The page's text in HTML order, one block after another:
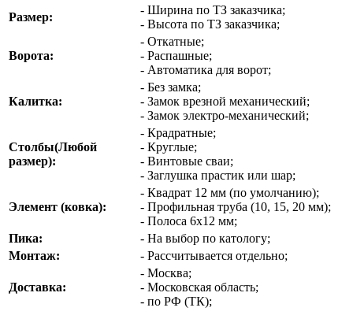
Размер:
- Ширина по ТЗ заказчика;
- Высота по ТЗ заказчика;
Ворота:
- Откатные;
- Распашные;
- Автоматика для ворот;
Калитка:
- Без замка;
- Замок врезной механический;
- Замок электро-механический;
Столбы(Любой
размер):
- Крадратные;
- Круглые;
- Винтовые сваи;
- Заглушка прастик или шар;
Элемент (ковка):
- Квадрат 12 мм (по умолчанию);
- Профильная труба (10, 15, 20 мм);
- Полоса 6х12 мм;
Пика:
- На выбор по катологу;
Монтаж:
- Рассчитывается отдельно;
Доставка:
- Москва;
- Московская область;
- по РФ (ТК);